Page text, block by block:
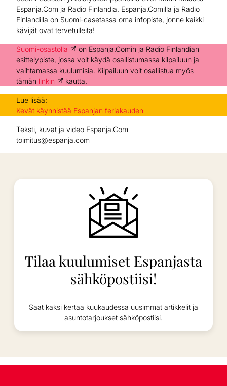
Espanja.Com ja Radio Finlandia. Espanja.Comilla ja Radio
Finlandilla on Suomi-casetassa oma infopiste, jonne kaikki
kävijät ovat tervetulleita!
Suomi-osastolla
on Espanja.Comin ja Radio Finlandian
esittelypiste, jossa voit käydä osallistumassa kilpailuun ja
vaihtamassa kuulumisia. Kilpailuun voit osallistua myös
tämän linkin kautta.
Lue lisää:
Kevät käynnistää Espanjan feriakauden
Teksti, kuvat ja video Espanja.Com
toimitus@espanja.com
Tilaa kuulumiset Espanjasta
sähköpostiisi!
Saat kaksi kertaa kuukaudessa uusimmat artikkelit ja
asuntotarjoukset sähköpostiisi.